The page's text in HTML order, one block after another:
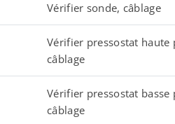
Vérifier sonde, câblage
Vérifier pressostat haute
câblage
Vérifier pressostat basse
câblage